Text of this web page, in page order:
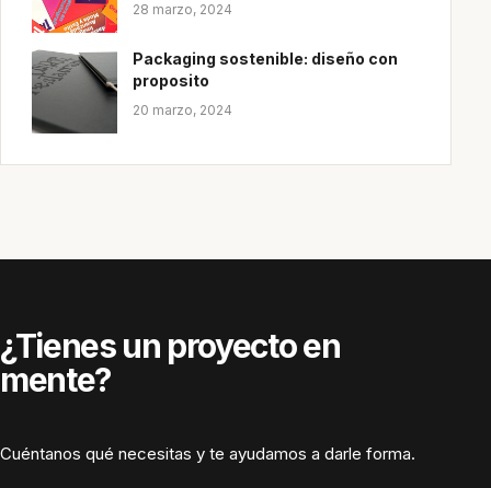
28 marzo, 2024
Packaging sostenible: diseño con
proposito
20 marzo, 2024
¿Tienes un proyecto en
mente?
Cuéntanos qué necesitas y te ayudamos a darle forma.